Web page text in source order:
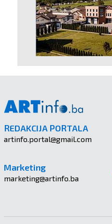
REDAKCIJA PORTALA
artinfo.portal@gmail.com
Marketing
marketing@artinfo.ba